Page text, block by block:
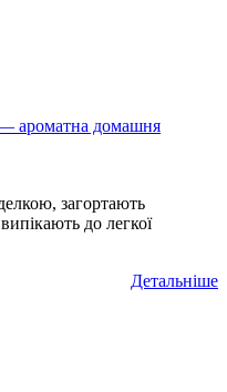
ароматна домашня
загортають
до легкої
Детальніше